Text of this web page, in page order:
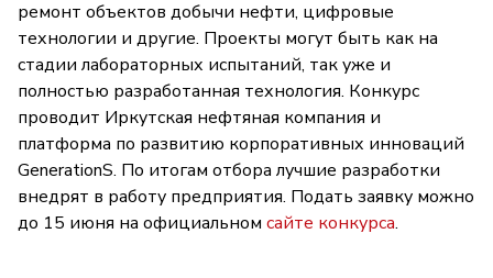
ремонт объектов добычи нефти, цифровые
технологии и другие. Проекты могут быть как на
стадии лабораторных испытаний, так уже и
полностью разработанная технология. Конкурс
проводит Иркутская нефтяная компания и
платформа по развитию корпоративных инноваций
GenerationS. По итогам отбора лучшие разработки
внедрят в работу предприятия. Подать заявку можно
до 15 июня на официальном сайте конкурса.